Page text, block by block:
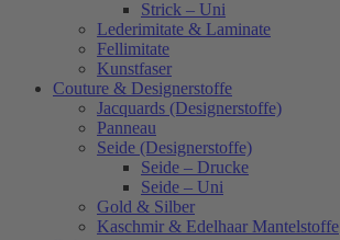
Strick – Uni
Lederimitate & Laminate
Fellimitate
Kunstfaser
Couture & Designerstoffe
Jacquards (Designerstoffe)
Panneau
Seide (Designerstoffe)
Seide – Drucke
Seide – Uni
Gold & Silber
Kaschmir & Edelhaar Mantelstoffe